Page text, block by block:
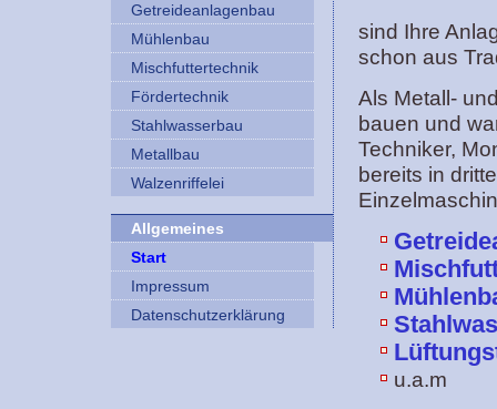
Getreideanlagenbau
Mühlenbau
Mischfuttertechnik
Fördertechnik
Stahlwasserbau
Metallbau
Walzenriffelei
Allgemeines
Start
Impressum
Datenschutzerklärung
sind Ihre
schon aus
Als Metall-
bauen und
Techniker,
bereits in
u.a.m